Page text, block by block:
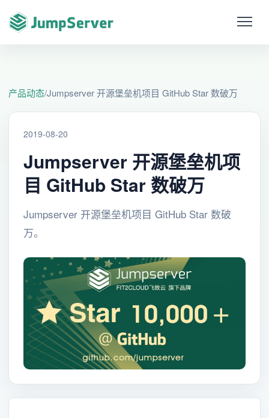
产品动态/Jumpserver 开源堡垒机项目 GitHub Star 数破万
2019-08-20
Jumpserver 开源堡垒机项
目 GitHub Star 数破万
Jumpserver 开源堡垒机项目 GitHub Star 数破
万。